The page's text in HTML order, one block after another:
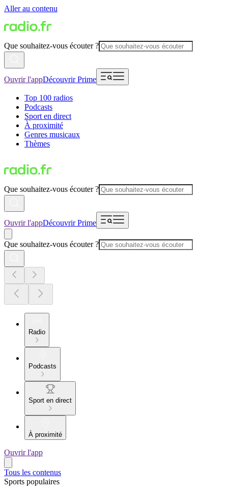
Aller au contenu
Que souhaitez-vous écouter ?
Ouvrir l'appDécouvrir Prime
Top 100 radios
Podcasts
Sport en direct
À proximité
Genres musicaux
Thèmes
Que souhaitez-vous écouter ?
Ouvrir l'appDécouvrir Prime
Que souhaitez-vous écouter ?
Radio
Podcasts
Sport en direct
À proximité
Ouvrir l'app
Tous les contenus
Sports populaires